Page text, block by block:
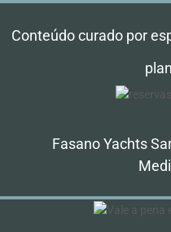
Conteúdo curado por
Fasano Yachts